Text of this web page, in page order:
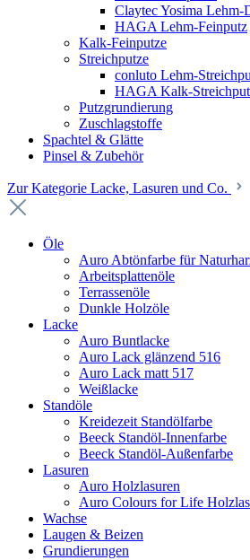
Claytec Yosima Lehm-
HAGA Lehm-Feinputz
Kalk-Feinputze
Streichputze
conluto Lehm-
HAGA Kalk-
Putzgrundierung
Zuschlagstoffe
Spachtel & Glätte
Pinsel & Zubehör
Zur Kategorie Lacke, Lasuren und Co.
Öle
Auro Abtönfarbe für
Arbeitsplattenöle
Terrassenöle
Dunkle Holzöle
Lacke
Auro Buntlacke
Auro Lack glänzend 516
Auro Lack matt 517
Weißlacke
Standöle
Kreidezeit Standölfarbe
Beeck Standöl-Innenfarbe
Beeck Standöl-Außenfarbe
Lasuren
Auro Holzlasuren
Auro Colours for Life
Wachse
Laugen & Beizen
Grundierungen